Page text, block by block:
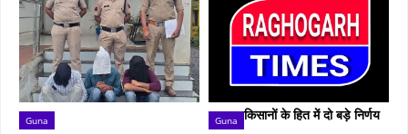
Guna Guna किसानों के हित में दो बड़े निर्णय